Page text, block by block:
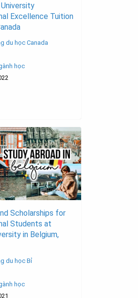
Excellence Tuition
du học Canada
học
Scholarships for
Students at
in Belgium,
du học Bỉ
học